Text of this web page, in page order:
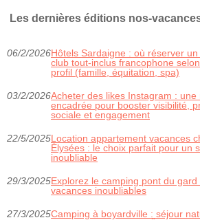
Les dernières éditions nos-
06/2/2026Hôtels Sardaigne : où réserver un
club tout‑inclus francophone
profil (famille, équitation, spa)
03/2/2026Acheter des likes Instagram : une
encadrée pour booster visibilité,
sociale et engagement
22/5/2025Location appartement vacances
Élysées : le choix parfait pour un
inoubliable
29/3/2025Explorez le camping pont du
vacances inoubliables
27/3/2025Camping à boyardville : séjour